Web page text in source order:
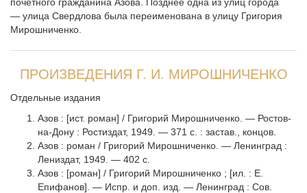
— улица Свердлова была переименована в улицу Григория
Мирошниченко.
ПРОИЗВЕДЕНИЯ Г. И. МИРОШНИЧЕНКО
Отдельные издания
Азов : [ист. роман] / Григорий Мирошниченко. — Ростов-
на-Дону : Ростиздат, 1949. — 371 с. : застав., концов.
Азов : роман / Григорий Мирошниченко. — Ленинград :
Лениздат, 1949. — 402 с.
Азов : [роман] / Григорий Мирошниченко ; [ил. : Е.
Епифанов]. — Испр. и доп. изд. — Ленинград : Сов.